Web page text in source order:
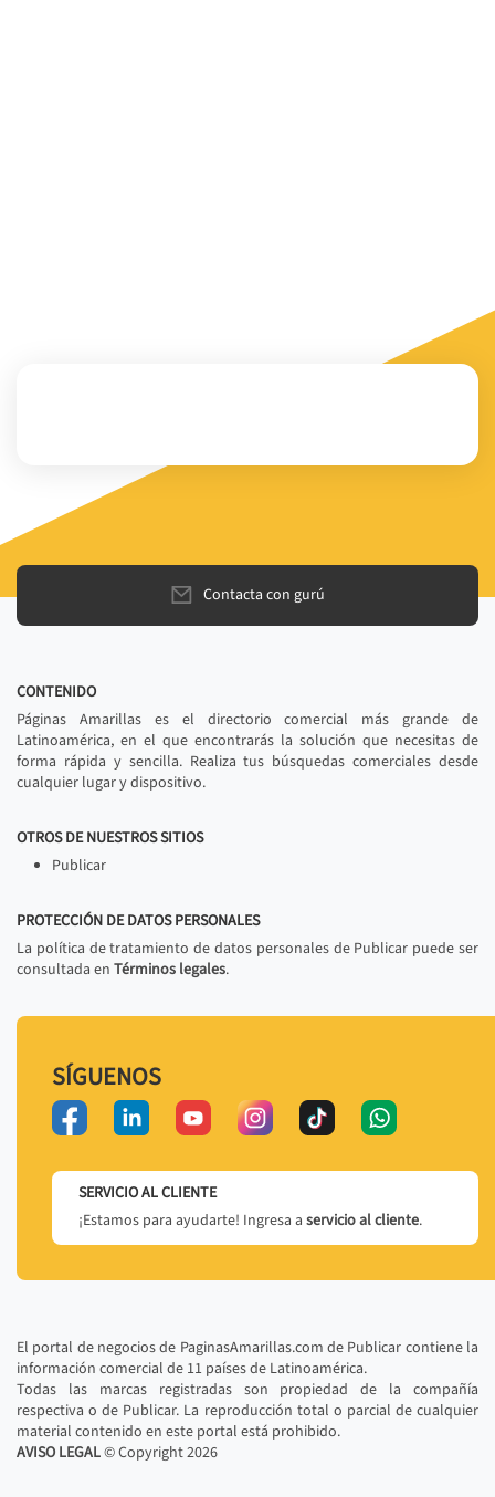
Contacta con gurú
CONTENIDO
Páginas Amarillas es el directorio comercial más grande de
Latinoamérica, en el que encontrarás la solución que necesitas de
forma rápida y sencilla. Realiza tus búsquedas comerciales desde
cualquier lugar y dispositivo.
OTROS DE NUESTROS SITIOS
Publicar
PROTECCIÓN DE DATOS PERSONALES
La política de tratamiento de datos personales de Publicar puede ser
consultada en Términos legales.
SÍGUENOS
SERVICIO AL CLIENTE
¡Estamos para ayudarte! Ingresa a servicio al cliente.
El portal de negocios de PaginasAmarillas.com de Publicar contiene la
información comercial de 11 países de Latinoamérica.
Todas las marcas registradas son propiedad de la compañía
respectiva o de Publicar. La reproducción total o parcial de cualquier
material contenido en este portal está prohibido.
AVISO LEGAL© Copyright2026